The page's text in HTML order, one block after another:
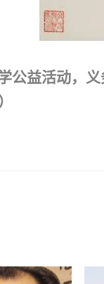
公益活动，